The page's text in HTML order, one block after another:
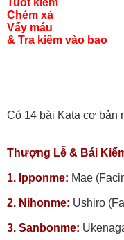
Tuốt kiếm
Chém xả
Vẩy máu
& Tra kiếm vào bao
Có 14 bài Kata cơ bản
Thượng Lễ & Bái
1. Ipponme: Mae
2. Nihonme: Ushiro
3. Sanbonme: